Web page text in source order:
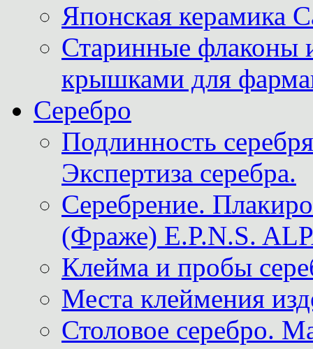
Японская керамика
Старинные флаконы
крышками для
Серебро
Подлинность
Экспертиза серебра.
Серебрение.
(Фраже) E.P.N.S.
Клейма и пробы
Места клеймения
Столовое серебро.